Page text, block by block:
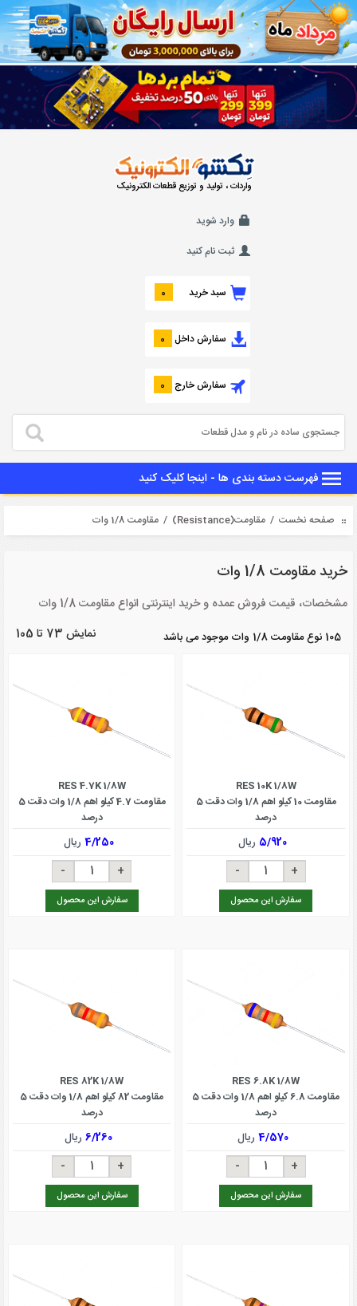
واردات ، تولید و توزیع قطعات الکترونیک
وارد شوید
ثبت نام کنید
سبد خرید 0
سفارش داخل 0
سفارش خارج 0
فهرست دسته بندی ها - اینجا کلیک کنید
صفحه نخست / مقاومت(Resistance) / مقاومت 1/8 وات
خرید مقاومت 1/8 وات
مشخصات، قیمت فروش عمده و خرید اینترنتی انواع مقاومت 1/8 وات
105 نوع مقاومت 1/8 وات موجود می باشد نمایش 73 تا 105
RES 10K 1/8W
مقاومت 10 کیلو اهم 1/8 وات دقت 5
درصد
5/920 ریال
سفارش این محصول
RES 4.7K 1/8W
مقاومت 4.7 کیلو اهم 1/8 وات دقت 5
درصد
4/250 ریال
سفارش این محصول
RES 6.8K 1/8W
مقاومت 6.8 کیلو اهم 1/8 وات دقت 5
درصد
4/570 ریال
سفارش این محصول
RES 82K 1/8W
مقاومت 82 کیلو اهم 1/8 وات دقت 5
درصد
6/260ریال
سفارش این محصول